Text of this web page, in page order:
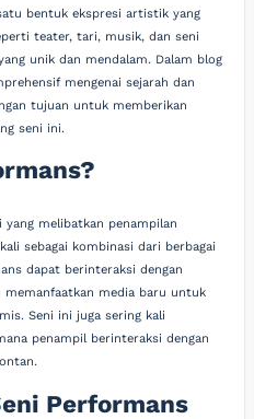
bentuk ekspresi artistik yang
teater, tari, musik, dan seni
unik dan mendalam. Dalam blog
mengenai sejarah dan
tujuan untuk memberikan
seni ini.
melibatkan penampilan
sebagai kombinasi dari berbagai
dapat berinteraksi dengan
memanfaatkan media baru untuk
Seni ini juga sering kali
penampil berinteraksi dengan
Performans